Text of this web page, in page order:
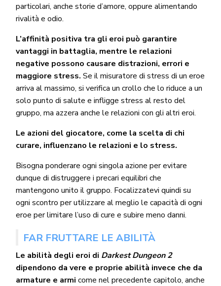
particolari, anche storie d’amore, oppure alimentando
rivalità e odio.
L’affinità positiva tra gli eroi può garantire
vantaggi in battaglia, mentre le relazioni
negative possono causare distrazioni, errori e
maggiore stress. Se il misuratore di stress di un eroe
arriva al massimo, si verifica un crollo che lo riduce a un
solo punto di salute e infligge stress al resto del
gruppo, ma azzera anche le relazioni con gli altri eroi.
Le azioni del giocatore, come la scelta di chi
curare, influenzano le relazioni e lo stress.
Bisogna ponderare ogni singola azione per evitare
dunque di distruggere i precari equilibri che
mantengono unito il gruppo. Focalizzatevi quindi su
ogni scontro per utilizzare al meglio le capacità di ogni
eroe per limitare l’uso di cure e subire meno danni.
FAR FRUTTARE LE ABILITÀ
Le abilità degli eroi di Darkest Dungeon 2
dipendono da vere e proprie abilità invece che da
armature e armi come nel precedente capitolo, anche